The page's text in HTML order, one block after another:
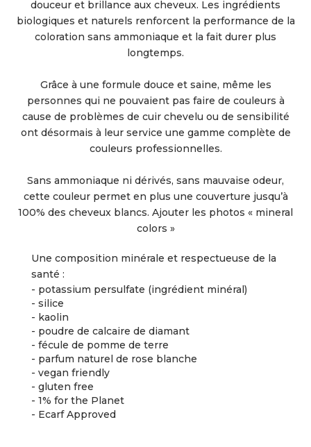
douceur et brillance aux cheveux. Les ingrédients
biologiques et naturels renforcent la performance de la
coloration sans ammoniaque et la fait durer plus
longtemps.
Grâce à une formule douce et saine, même les
personnes qui ne pouvaient pas faire de couleurs à
cause de problèmes de cuir chevelu ou de sensibilité
ont désormais à leur service une gamme complète de
couleurs professionnelles.
Sans ammoniaque ni dérivés, sans mauvaise odeur,
cette couleur permet en plus une couverture jusqu’à
100% des cheveux blancs. Ajouter les photos « mineral
colors »
Une composition minérale et respectueuse de la
santé :
- potassium persulfate (ingrédient minéral)
- silice
- kaolin
- poudre de calcaire de diamant
- fécule de pomme de terre
- parfum naturel de rose blanche
- vegan friendly
- gluten free
- 1% for the Planet
- Ecarf Approved